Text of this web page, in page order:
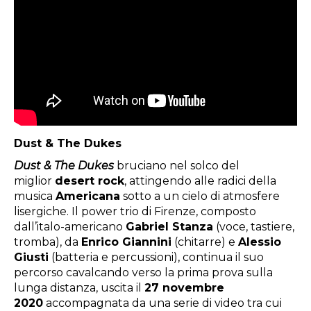
Dust & The Dukes
Dust & The Dukes bruciano nel solco del
miglior desert rock, attingendo alle radici della
musica Americana sotto a un cielo di atmosfere
lisergiche. Il power trio di Firenze, composto
dall’italo-americano Gabriel Stanza (voce, tastiere,
tromba), da Enrico Giannini (chitarre) e Alessio
Giusti (batteria e percussioni), continua il suo
percorso cavalcando verso la prima prova sulla
lunga distanza, uscita il 27 novembre
2020 accompagnata da una serie di video tra cui